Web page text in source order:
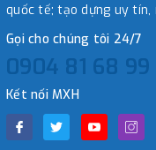
quốc tế; tạo dựng uy tín,
Gọi cho chúng tôi 24/7
0904 81 68 99
Kết nối MXH